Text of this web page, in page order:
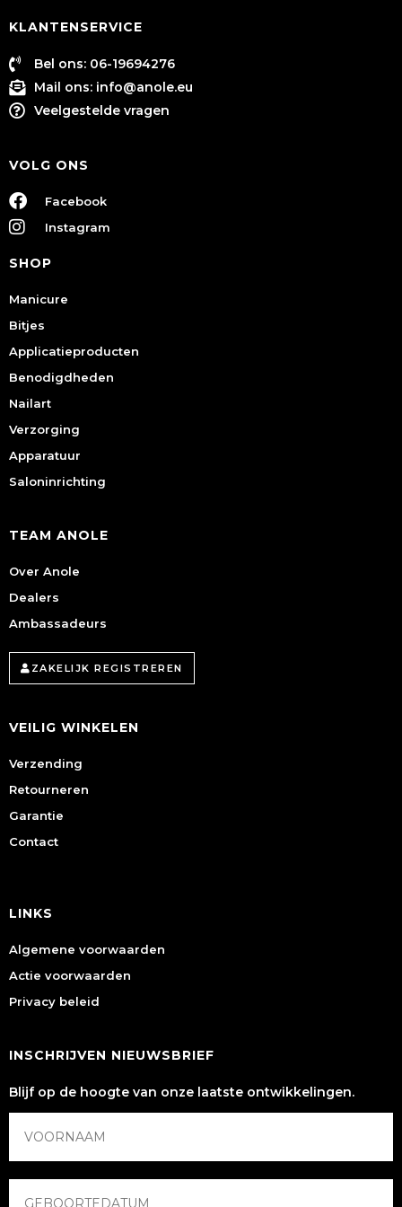
KLANTENSERVICE
Bel ons: 06-19694276
Mail ons: info@anole.eu
Veelgestelde vragen
VOLG ONS
Facebook
Instagram
SHOP
Manicure
Bitjes
Applicatieproducten
Benodigdheden
Nailart
Verzorging
Apparatuur
Saloninrichting
TEAM ANOLE
Over Anole
Dealers
Ambassadeurs
ZAKELIJK REGISTREREN
VEILIG WINKELEN
Verzending
Retourneren
Garantie
Contact
LINKS
Algemene voorwaarden
Actie voorwaarden
Privacy beleid
INSCHRIJVEN NIEUWSBRIEF
Blijf op de hoogte van onze laatste ontwikkelingen.